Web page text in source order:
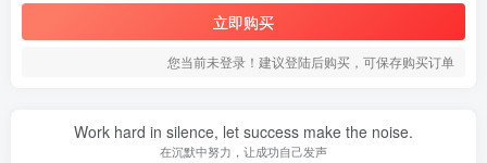
立即购买
您当前未登录！建议登陆后购买，可保存购买订单
Work hard in silence, let success make the noise.
在沉默中努力，让成功自己发声